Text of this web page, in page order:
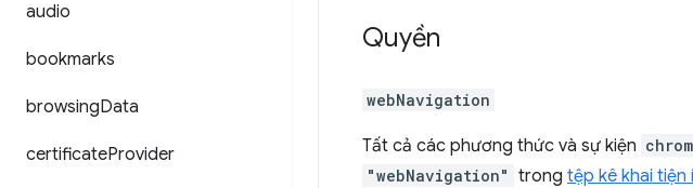
audio
bookmarks
browsingData
certificateProvider
Quyền
webNavigation
Tất cả các phương thức và sự kiện
"webNavigation" trong tệp kê khai tiện